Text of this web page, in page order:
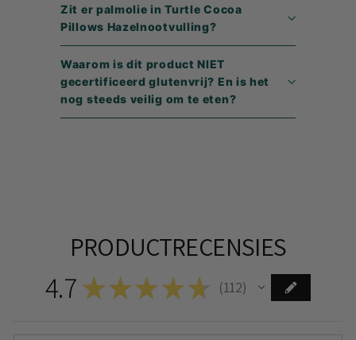
Zit er palmolie in Turtle Cocoa
Pillows Hazelnootvulling?
Waarom is dit product NIET
gecertificeerd glutenvrij? En is het
nog steeds veilig om te eten?
PRODUCTRECENSIES
4.7 ★ ★ ★ ★ ★ 112
112